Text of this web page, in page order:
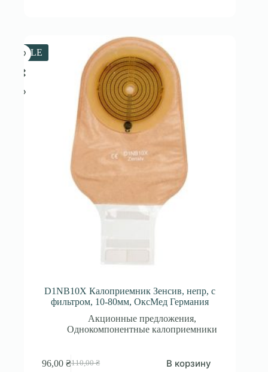
SALE
D1NB10X Калоприемник Зенсив, непр, с
фильтром, 10-80мм, ОксМед Германия
Акционные предложения,
Однокомпонентные калоприемники
110,00₴
Первоначальная
96,00₴Текущая В корзину